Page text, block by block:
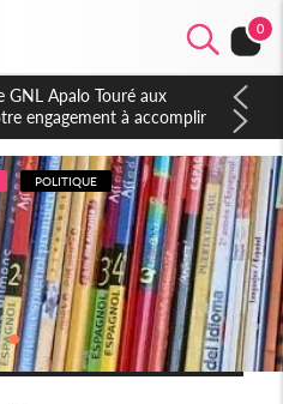
0
constitutionnelle en
un exclu d'avance
POLITIQUE